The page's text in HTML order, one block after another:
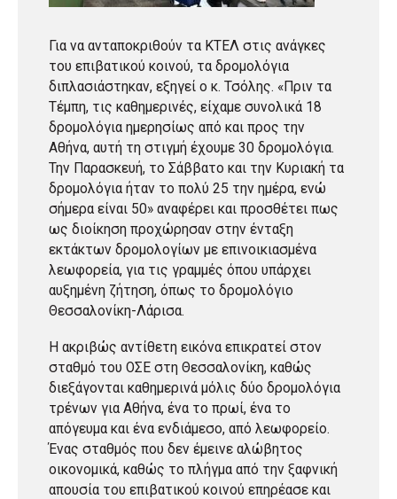
Για να ανταποκριθούν τα ΚΤΕΛ στις ανάγκες
του επιβατικού κοινού, τα δρομολόγια
διπλασιάστηκαν, εξηγεί ο κ. Τσόλης. «Πριν τα
Τέμπη, τις καθημερινές, είχαμε συνολικά 18
δρομολόγια ημερησίως από και προς την
Αθήνα, αυτή τη στιγμή έχουμε 30 δρομολόγια.
Την Παρασκευή, το Σάββατο και την Κυριακή τα
δρομολόγια ήταν το πολύ 25 την ημέρα, ενώ
σήμερα είναι 50» αναφέρει και προσθέτει πως
ως διοίκηση προχώρησαν στην ένταξη
εκτάκτων δρομολογίων με επινοικιασμένα
λεωφορεία, για τις γραμμές όπου υπάρχει
αυξημένη ζήτηση, όπως το δρομολόγιο
Θεσσαλονίκη-Λάρισα.
Η ακριβώς αντίθετη εικόνα επικρατεί στον
σταθμό του ΟΣΕ στη Θεσσαλονίκη, καθώς
διεξάγονται καθημερινά μόλις δύο δρομολόγια
τρένων για Αθήνα, ένα το πρωί, ένα το
απόγευμα και ένα ενδιάμεσο, από λεωφορείο.
Ένας σταθμός που δεν έμεινε αλώβητος
οικονομικά, καθώς το πλήγμα από την ξαφνική
απουσία του επιβατικού κοινού επηρέασε και